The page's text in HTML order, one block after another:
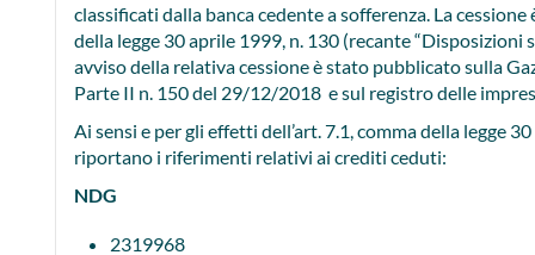
classificati dalla banca cedente a sofferenza. La
della legge 30 aprile 1999, n. 130 (recante “Disposizioni
avviso della relativa cessione è stato pubblicato sulla
Parte II n. 150 del 29/12/2018 e sul registro delle
Ai sensi e per gli effetti dell’art. 7.1, comma della legge
riportano i riferimenti relativi ai crediti ceduti:
NDG
2319968